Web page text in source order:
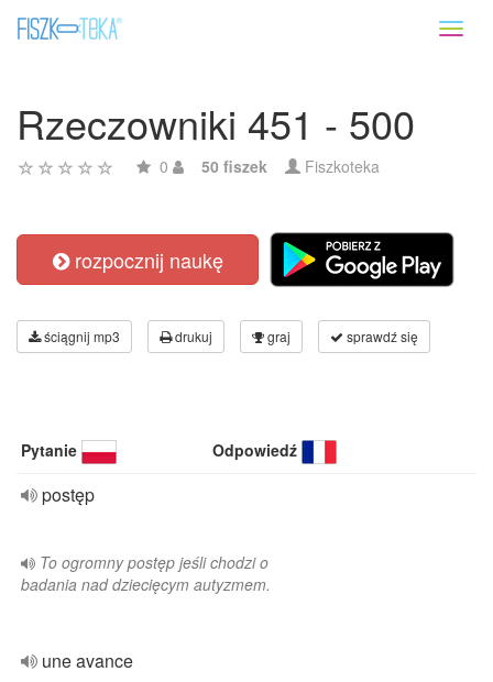
Rzeczowniki 451 - 500
0 50 fiszek Fiszkoteka
rozpocznij naukę
ściągnij mp3 drukuj graj sprawdź się
Pytanie Odpowiedź
postęp
To ogromny postęp jeśli chodzi o
badania nad dziecięcym autyzmem.
une avance